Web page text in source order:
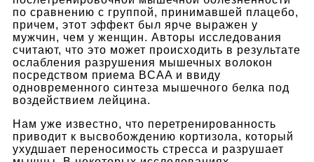
по сравнению с группой, принимавшей плацебо,
причем, этот эффект был ярче выражен у
мужчин, чем у женщин. Авторы исследования
считают, что это может происходить в результате
ослабления разрушения мышечных волокон
посредством приема BCAA и ввиду
одновременного синтеза мышечного белка под
воздействием лейцина.
Нам уже известно, что перетренированность
приводит к высвобождению кортизола, который
ухудшает переносимость стресса и разрушает